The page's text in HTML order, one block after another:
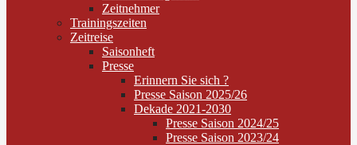
Zeitnehmer
Trainingszeiten
Zeitreise
Saisonheft
Presse
Erinnern Sie sich ?
Presse Saison 2025/26
Dekade 2021-2030
Presse Saison 2024/25
Presse Saison 2023/24